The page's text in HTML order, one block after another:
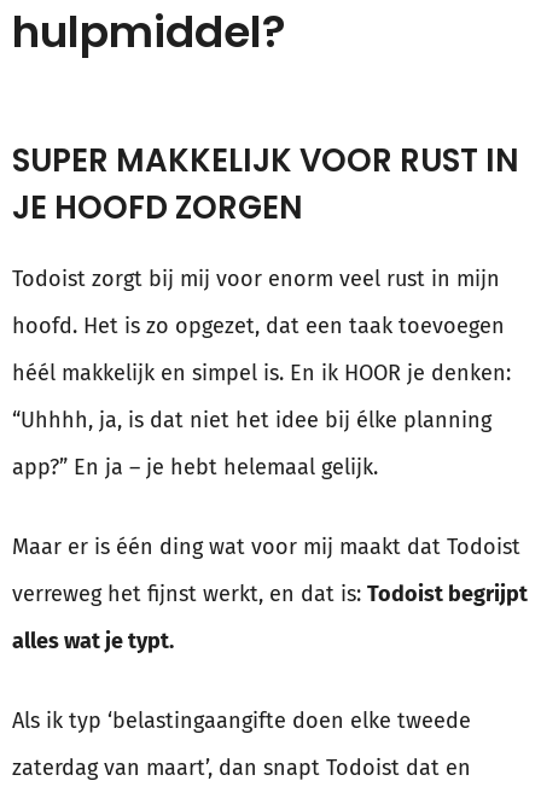
hulpmiddel?
SUPER MAKKELIJK VOOR RUST IN
JE HOOFD ZORGEN
Todoist zorgt bij mij voor enorm veel rust in mijn
hoofd. Het is zo opgezet, dat een taak toevoegen
héél makkelijk en simpel is. En ik HOOR je denken:
“Uhhhh, ja, is dat niet het idee bij élke planning
app?” En ja – je hebt helemaal gelijk.
Maar er is één ding wat voor mij maakt dat Todoist
verreweg het fijnst werkt, en dat is: Todoist begrijpt
alles wat je typt.
Als ik typ ‘belastingaangifte doen elke tweede
zaterdag van maart’, dan snapt Todoist dat en